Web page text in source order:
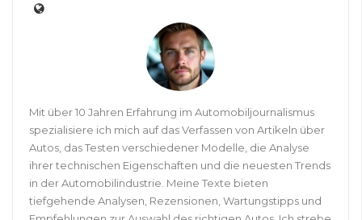
Mit über 10 Jahren Erfahrung im Automobiljournalismus
spezialisiere ich mich auf das Verfassen von Artikeln über
Autos, das Testen verschiedener Modelle, die Analyse
ihrer technischen Eigenschaften und die neuesten Trends
in der Automobilindustrie. Meine Texte bieten
tiefgehende Analysen, Rezensionen, Wartungstipps und